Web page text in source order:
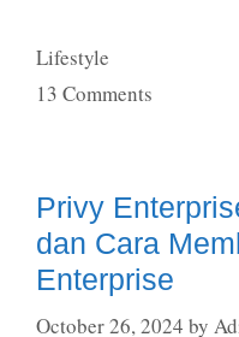
Categories
Lifestyle
13 Comments
Privy
dan Cara
Enterprise
October 26, 2024 by